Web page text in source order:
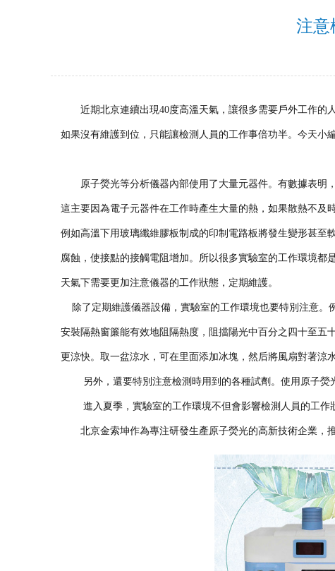
注意
近期北京連續出現40度高溫天氣，讓很多需要戶外工作的
如果沒有維護到位，只能讓檢測人員的工作事倍功半。今天小
原子熒光等分析儀器內部使用了大量元器件。 有數據表明
這主要因為電子元器件在工作時產生大量的熱，如果散熱不及
例如高溫下用玻璃纖維膠板制成的印制電路板將發生變形甚
腐蝕，使接點的接觸電阻增加。所以很多實驗室的工作環境
天氣下需要更加注意儀器的工作狀態，定期維護。
除了定期維護儀器設備，實驗室的工作環境也要特別注意。
安裝隔熱窗簾能有效地阻隔熱度，阻擋陽光中百分之四十至
更涼快。取一盆涼水，可在里面添加冰塊，然后將風扇對著涼
另外，還要特別注意檢測時用到的各種試劑。使用原子
進入夏季，實驗室的工作環境不但會影響檢測人員的工
北京金索坤作為專注研發生產原子熒光的高新技術企業，